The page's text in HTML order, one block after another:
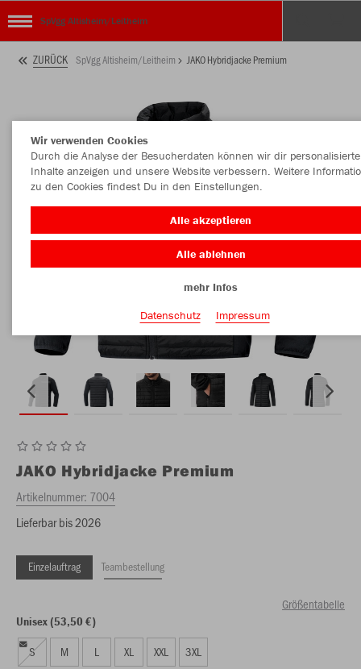
SpVgg Altisheim/Leitheim
ZURÜCK SpVgg Altisheim/Leitheim JAKO Hybridjacke Premium
JAKO Hybridjacke Premium
Artikelnummer: 7004
Lieferbar bis 2026
Einzelauftrag Teambestellung
Größentabelle
Unisex (53,50 €)
S M L XL XXL 3XL
Wir verwenden Cookies
Durch die Analyse der Besucherdaten können wir dir personalisierte
Inhalte anzeigen und unsere Website verbessern. Weitere
zu den Cookies findest Du in den Einstellungen.
Alle akzeptieren
Alle ablehnen
mehr Infos
Datenschutz
Impressum